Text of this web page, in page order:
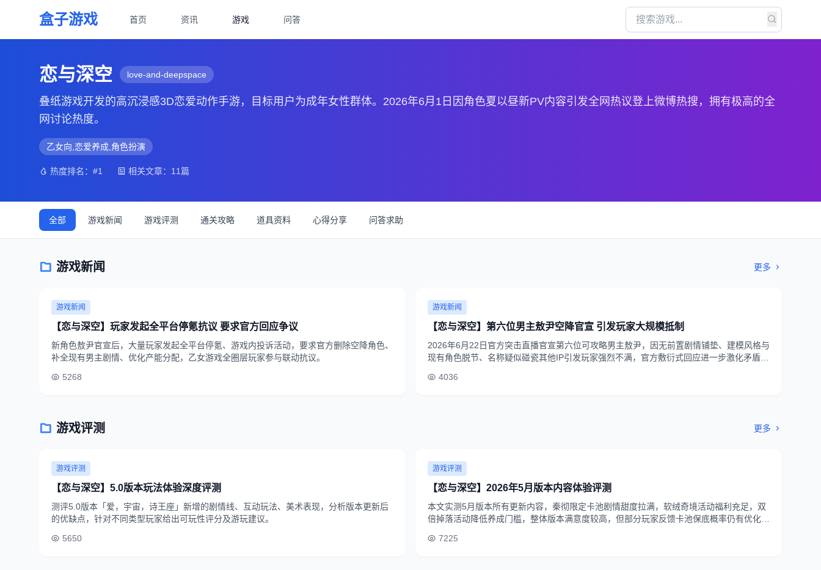
盒子游戏 首页 资讯 游戏 问答
恋与深空 love-and-deepspace
叠纸游戏开发的高沉浸感3D恋爱动作手游，目标用户为成年女性群体。2026年6月1日因角色夏以昼新PV内容引发全网热议登上微博热搜，拥有极高的全
网讨论热度。
乙女向,恋爱养成,角色扮演
热度排名：#1 相关文章：11篇
全部 游戏新闻 游戏评测 通关攻略 道具资料 心得分享 问答求助
游戏新闻 更多
游戏新闻
【恋与深空】玩家发起全平台停氪抗议 要求官方回应争议
新角色敖尹官宣后，大量玩家发起全平台停氪、游戏内投诉活动，要求官方删除空降角色、
补全现有男主剧情、优化产能分配，乙女游戏全圈层玩家参与联动抗议。
5268
游戏新闻
【恋与深空】第六位男主敖尹空降官宣 引发玩家大规模抵制
2026年6月22日官方突击直播官宣第六位可攻略男主敖尹，因无前置剧情铺垫、建模风格与
现有角色脱节、名称疑似碰瓷其他IP引发玩家强烈不满，官方敷衍式回应进一步激化矛盾，
4036
游戏评测 更多
游戏评测
【恋与深空】5.0版本玩法体验深度评测
测评5.0版本「爱，宇宙，诗王座」新增的剧情线、互动玩法、美术表现，分析版本更新后
的优缺点，针对不同类型玩家给出可玩性评分及游玩建议。
5650
游戏评测
【恋与深空】2026年5月版本内容体验评测
本文实测5月版本所有更新内容，秦彻限定卡池剧情甜度拉满，软绒奇境活动福利充足，双
倍掉落活动降低养成门槛，整体版本满意度较高，但部分玩家反馈卡池保底概率仍有优化空
7225